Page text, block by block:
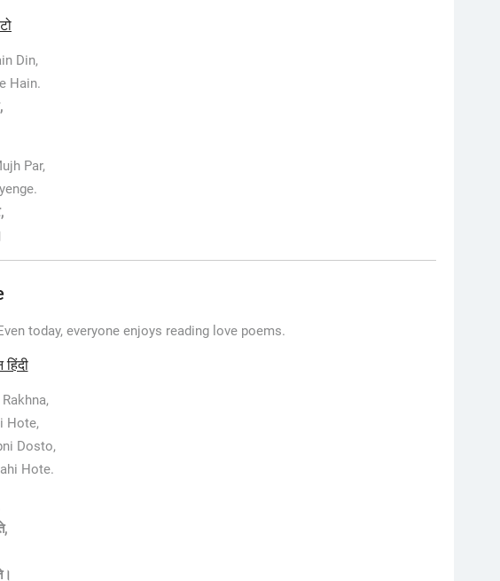
Din,
Hain.
Par,
today, everyone enjoys reading love poems.
Hote,
Dosto,
Hote.